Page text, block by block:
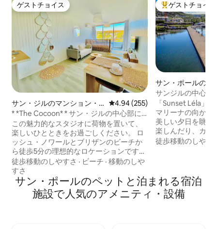
ゲストチョイス
ゲストチョイス
サン・ジルのマンション・
アパート
レビュー255件、5つ星中4.94つ
4.94 (255)
* *The Cocoon* * サン・ジルの中心部に
ある大きなスタジオ
この魅力的なスタジオに荷物を置いて、
楽しいひとときをお過ごしください。 ロ
ッシュ・ノワールとブリザンのビーチか
ら徒歩5分の理想的なロケーションです。
設備の整ったオープンキッチン、テレビ
付きの居心地の良いリビングルーム、リ
ネン付きの快適な寝室（ベッド140x190）
をご利用いただけます。 広々としたバス
ルームにはウォークインシャワーが備わ
徒歩移動のしやすさ · ビーチ · 移動のしや
すさ
大好評のゲスト
ゲストチョイス
サン・ポールのマ
パート
サンジルの中心部
海が見えます
「Sunset Léla」
マリーナの向かい
美しい夕日を眺め
楽しんだり、カッ
河沿いを散歩した
ピカルな雰囲気
ア、そしてリラッ
辺での滞在に最
徒歩移動のしやす
サン・ポールのペットと泊まれる宿泊
施設で人気のアメニティ・設備